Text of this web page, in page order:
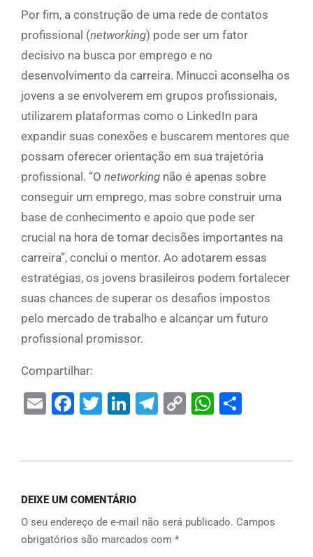
Por fim, a construção de uma rede de contatos
profissional (networking) pode ser um fator
decisivo na busca por emprego e no
desenvolvimento da carreira. Minucci aconselha os
jovens a se envolverem em grupos profissionais,
utilizarem plataformas como o LinkedIn para
expandir suas conexões e buscarem mentores que
possam oferecer orientação em sua trajetória
profissional. “O networking não é apenas sobre
conseguir um emprego, mas sobre construir uma
base de conhecimento e apoio que pode ser
crucial na hora de tomar decisões importantes na
carreira”, conclui o mentor. Ao adotarem essas
estratégias, os jovens brasileiros podem fortalecer
suas chances de superar os desafios impostos
pelo mercado de trabalho e alcançar um futuro
profissional promissor.
Compartilhar:
EmailFacebook
Twitter
LinkedIn
Telegram
Copy
DEIXE UM COMENTÁRIO
O seu endereço de e-mail não será publicado. Campos
obrigatórios são marcados com *